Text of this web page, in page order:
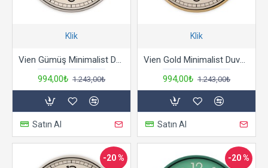
Klik
994,00₺ 1.243,00₺
Satın Al
Klik
Vien Gold Minimalist Duvar Saati
994,00₺ 1.243,00₺
Satın Al
-20 % -20 %